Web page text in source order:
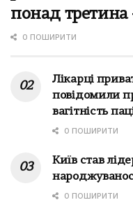
понад
0 ПОШИРИТИ
Лікарці
повідомили
вагітність
0 ПОШИРИТИ
Київ став
0 ПОШИРИТИ